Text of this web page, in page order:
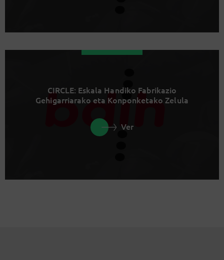
CIRCLE: Eskala Handiko Fabrikazio
Gehigarriarako eta Konponketako Zelula
Ver